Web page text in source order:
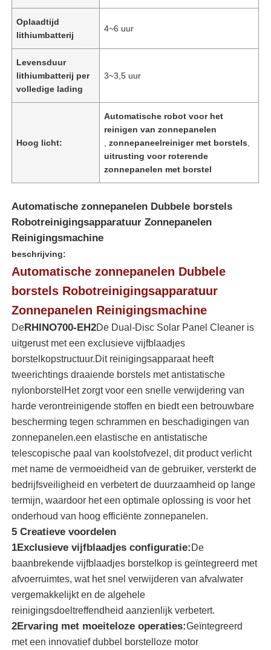
Producten
Videos
Fabrieksreis
Kwaliteitscontrole
Contacteer ons
nieuws
Alle Gevallen
Vraag een offerte aan
Oplaadtijd
lithiumbatterij
4~6 uur
Levensduur
lithiumbatterij per
volledige lading
3~3,5 uur
Hoog licht:
Automatische robot voor het
reinigen van zonnepanelen
,zonnepaneelreiniger met borstels
uitrusting voor roterende
zonnepanelen met borstel
Automatische zonnepanelen Dubbele borstels
Robotreinigingsapparatuur Zonnepanelen
Reinigingsmachine
beschrijving:
Automatische zonnepanelen Dubbele
borstels Robotreinigingsapparatuur
Zonnepanelen Reinigingsmachine
DeRHINO700-EH2De Dual-Disc Solar Panel Cleaner is
uitgerust met een exclusieve vijfblaadjes
borstelkopstructuur.Dit reinigingsapparaat heeft
tweerichtings draaiende borstels met antistatische
nylonborstelHet zorgt voor een snelle verwijdering van
harde verontreinigende stoffen en biedt een betrouwbare
bescherming tegen schrammen en beschadigingen van
zonnepanelen.een elastische en antistatische
telescopische paal van koolstofvezel, dit product verlicht
met name de vermoeidheid van de gebruiker, versterkt de
bedrijfsveiligheid en verbetert de duurzaamheid op lange
termijn, waardoor het een optimale oplossing is voor het
onderhoud van hoog efficiënte zonnepanelen.
5 Creatieve voordelen
1Exclusieve vijfblaadjes configuratie: De
baanbrekende vijfblaadjes borstelkop is geïntegreerd met
afvoerruimtes, wat het snel verwijderen van afvalwater
vergemakkelijkt en de algehele
reinigingsdoeltreffendheid aanzienlijk verbetert.
2Ervaring met moeiteloze operaties:Geïntegreerd
met een innovatief dubbel borstelloze motor